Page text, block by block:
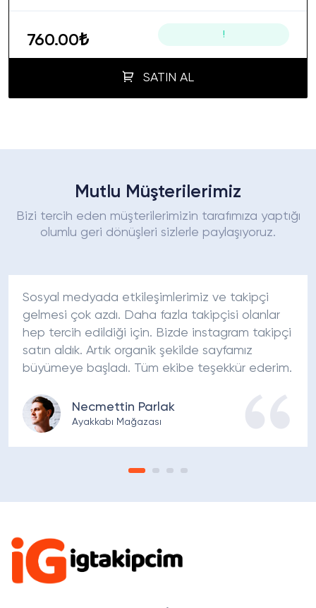
760.00₺ !
SATIN AL
Mutlu Müşterilerimiz
Bizi tercih eden müşterilerimizin tarafımıza yaptığı
olumlu geri dönüşleri sizlerle paylaşıyoruz.
Sosyal medyada etkileşimlerimiz ve takipçi
gelmesi çok azdı. Daha fazla takipçisi olanlar
hep tercih edildiği için. Bizde instagram takipçi
satın aldık. Artık organik şekilde sayfamız
büyümeye başladı. Tüm ekibe teşekkür ederim.
Necmettin Parlak
Ayakkabı Mağazası